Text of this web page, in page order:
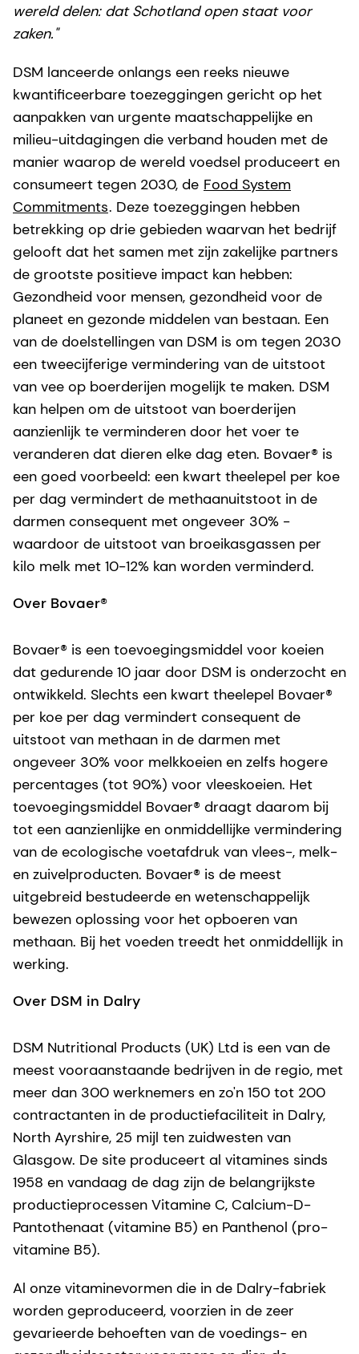
wereld delen: dat Schotland open staat voor
zaken."
DSM lanceerde onlangs een reeks nieuwe
kwantificeerbare toezeggingen gericht op het
aanpakken van urgente maatschappelijke en
milieu-uitdagingen die verband houden met de
manier waarop de wereld voedsel produceert en
consumeert tegen 2030, de Food System
Commitments. Deze toezeggingen hebben
betrekking op drie gebieden waarvan het bedrijf
gelooft dat het samen met zijn zakelijke partners
de grootste positieve impact kan hebben:
Gezondheid voor mensen, gezondheid voor de
planeet en gezonde middelen van bestaan. Een
van de doelstellingen van DSM is om tegen 2030
een tweecijferige vermindering van de uitstoot
van vee op boerderijen mogelijk te maken. DSM
kan helpen om de uitstoot van boerderijen
aanzienlijk te verminderen door het voer te
veranderen dat dieren elke dag eten. Bovaer® is
een goed voorbeeld: een kwart theelepel per koe
per dag vermindert de methaanuitstoot in de
darmen consequent met ongeveer 30% -
waardoor de uitstoot van broeikasgassen per
kilo melk met 10-12% kan worden verminderd.
Over Bovaer®
Bovaer® is een toevoegingsmiddel voor koeien
dat gedurende 10 jaar door DSM is onderzocht en
ontwikkeld. Slechts een kwart theelepel Bovaer®
per koe per dag vermindert consequent de
uitstoot van methaan in de darmen met
ongeveer 30% voor melkkoeien en zelfs hogere
percentages (tot 90%) voor vleeskoeien. Het
toevoegingsmiddel Bovaer® draagt daarom bij
tot een aanzienlijke en onmiddellijke vermindering
van de ecologische voetafdruk van vlees-, melk-
en zuivelproducten. Bovaer® is de meest
uitgebreid bestudeerde en wetenschappelijk
bewezen oplossing voor het opboeren van
methaan. Bij het voeden treedt het onmiddellijk in
werking.
Over DSM in Dalry
DSM Nutritional Products (UK) Ltd is een van de
meest vooraanstaande bedrijven in de regio, met
meer dan 300 werknemers en zo'n 150 tot 200
contractanten in de productiefaciliteit in Dalry,
North Ayrshire, 25 mijl ten zuidwesten van
Glasgow. De site produceert al vitamines sinds
1958 en vandaag de dag zijn de belangrijkste
productieprocessen Vitamine C, Calcium-D-
Pantothenaat (vitamine B5) en Panthenol (pro-
vitamine B5).
Al onze vitaminevormen die in de Dalry-fabriek
worden geproduceerd, voorzien in de zeer
gevarieerde behoeften van de voedings- en